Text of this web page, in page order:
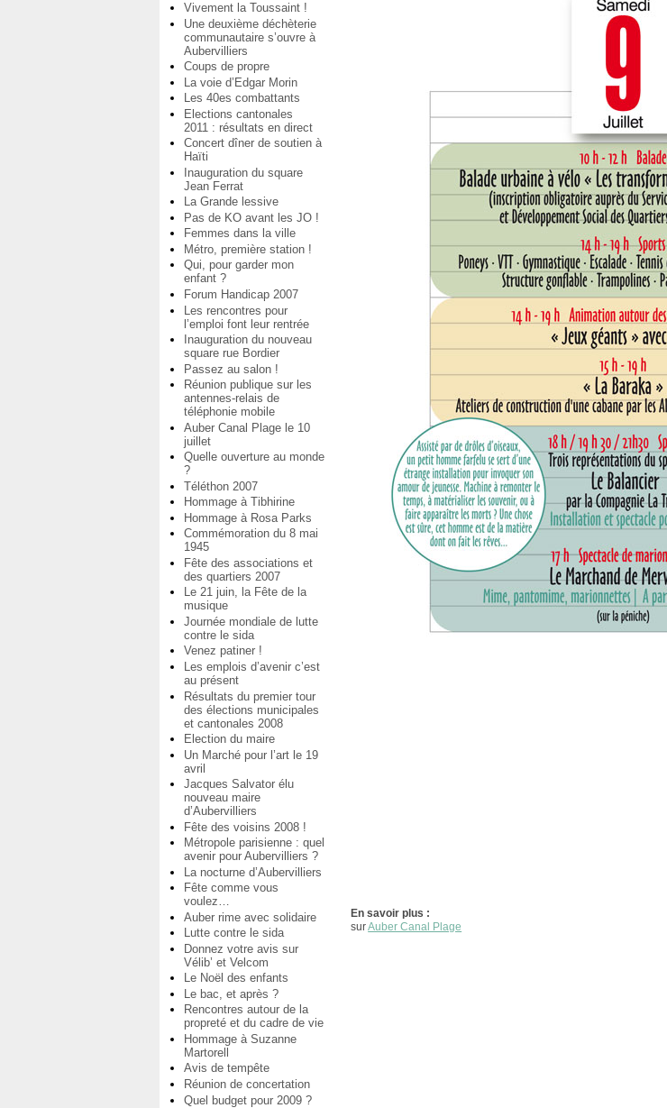
Vivement la Toussaint !
Une deuxième déchèterie
communautaire s’ouvre à
Aubervilliers
Coups de propre
La voie d’Edgar Morin
Les 40es combattants
Elections cantonales
2011 : résultats en direct
Concert dîner de soutien à
Haïti
Inauguration du square
Jean Ferrat
La Grande lessive
Pas de KO avant les JO !
Femmes dans la ville
Métro, première station !
Qui, pour garder mon
enfant ?
Forum Handicap 2007
Les rencontres pour
l’emploi font leur rentrée
Inauguration du nouveau
square rue Bordier
Passez au salon !
Réunion publique sur les
antennes-relais de
téléphonie mobile
Auber Canal Plage le 10
juillet
Quelle ouverture au monde
?
Téléthon 2007
Hommage à Tibhirine
Hommage à Rosa Parks
Commémoration du 8 mai
1945
Fête des associations et
des quartiers 2007
Le 21 juin, la Fête de la
musique
Journée mondiale de lutte
contre le sida
Venez patiner !
Les emplois d’avenir c’est
au présent
Résultats du premier tour
des élections municipales
et cantonales 2008
Election du maire
Un Marché pour l’art le 19
avril
Jacques Salvator élu
nouveau maire
d’Aubervilliers
Fête des voisins 2008 !
Métropole parisienne : quel
avenir pour Aubervilliers ?
La nocturne d’Aubervilliers
Fête comme vous
voulez…
Auber rime avec solidaire
Lutte contre le sida
Donnez votre avis sur
Vélib’ et Velcom
Le Noël des enfants
Le bac, et après ?
Rencontres autour de la
propreté et du cadre de vie
Hommage à Suzanne
Martorell
Avis de tempête
Réunion de concertation
Quel budget pour 2009 ?
En savoir plus :
surAuber Canal Plage